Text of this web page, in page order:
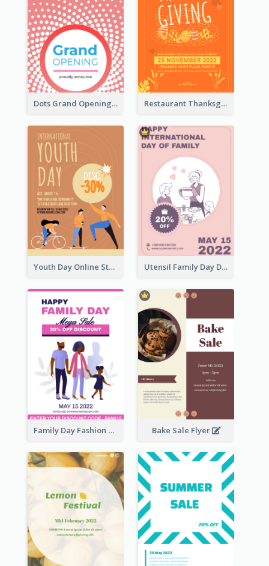
Dots Grand Opening Flyers Restaurant Thanksgiving Promote Flyers
Youth Day Online Store Discount Flyer Utensil Family Day Discount Flyer
Family Day Fashion Sales Flyer Bake Sale Flyer